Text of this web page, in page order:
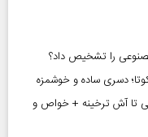
را تشخیص داد؟
دسری ساده و خوشمزه
تا آش ترخینه + خواص و